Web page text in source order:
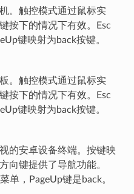
。触控模式通过鼠标实
按下的情况下有效。Esc
键映射为back按键。
。触控模式通过鼠标实
按下的情况下有效。Esc
键映射为back按键。
的安卓设备终端。按键映
向键提供了导航功能。
单，PageUp键是back。